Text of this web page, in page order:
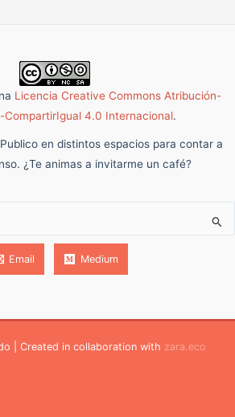
Licencia Creative Commons Atribución-
CompartirIgual 4.0 Internacional.
en distintos espacios para contar a
¿Te animas a invitarme un café?
Email Medium
| Created in collaboration with zara.eco